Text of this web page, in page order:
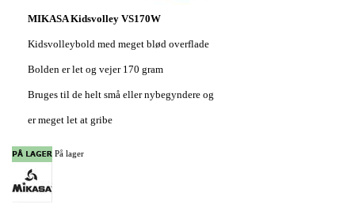
MIKASA Kidsvolley VS170W
Kidsvolleybold med meget blød overflade
Bolden er let og vejer 170 gram
Bruges til de helt små eller nybegyndere og
er meget let at gribe
På lager